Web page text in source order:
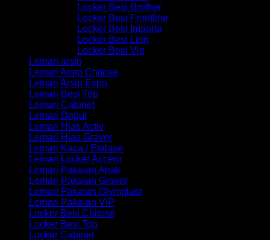
Locker Besi Brother
Locker Besi Frontline
Locker Besi Importa
Locker Besi Lion
Locker Besi Vip
Lemari arsip
Lemari Arsip Chitose
Lemari Arsip Expo
Lemari Besi Top
Lemari Cabinet
Lemari Dapur
Lemari Hias Activ
Lemari Hias Graver
Lemari Kaca / Etalase
Lemari Locker Accero
Lemari Pakaian Anak
Lemari Pakaian Graver
Lemari Pakaian Olymplast
Lemari Pakaian VIP
Locker Besi Chitose
Locker Besi Top
Locker Cabinet